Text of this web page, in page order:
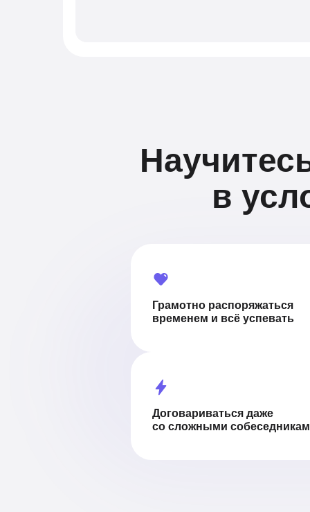
в
Грамотно распоряжаться
временем и всё успевать
Договариваться даже
со сложными